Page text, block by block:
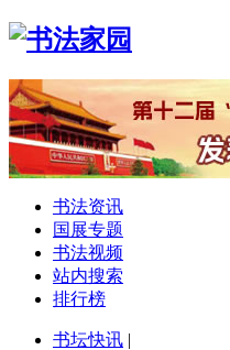
书法资讯
国展专题
书法视频
站内搜索
排行榜
书坛快讯 |